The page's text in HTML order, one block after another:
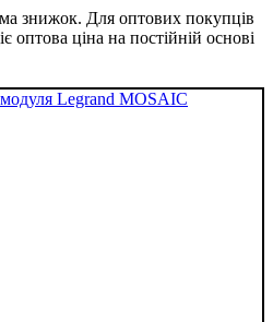
знижок. Для оптових покупців
оптова ціна на постійній основі